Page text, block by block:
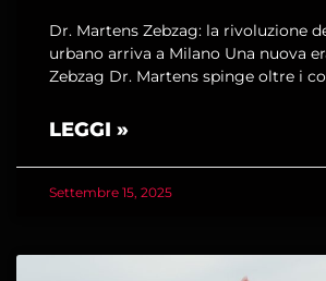
Dr. Martens Zebzag: la rivoluzione
urbano arriva a Milano Una nuova
Zebzag Dr. Martens spinge oltre i
LEGGI »
Settembre 15, 2025